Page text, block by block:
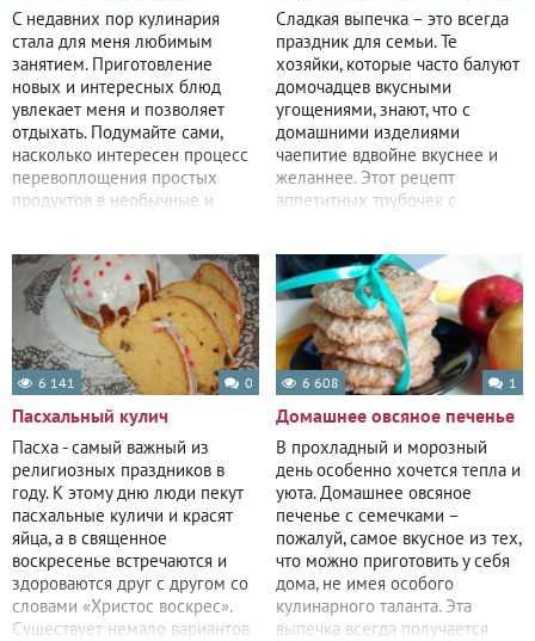
С недавних пор кулинария
стала для меня любимым
занятием. Приготовление
новых и интересных блюд
увлекает меня и позволяет
отдыхать. Подумайте сами,
насколько интересен процесс
перевоплощения простых
продуктов в необычные и
Сладкая выпечка – это всегда
праздник для семьи. Те
хозяйки, которые часто балуют
домочадцев вкусными
угощениями, знают, что с
домашними изделиями
чаепитие вдвойне вкуснее и
желаннее. Этот рецепт
аппетитных трубочек с
6 141 0
Пасхальный кулич
Пасха - самый важный из
религиозных праздников в
году. К этому дню люди пекут
пасхальные куличи и красят
яйца, а в священное
воскресенье встречаются и
здороваются друг с другом со
словами «Христос воскрес».
Существует немало вариантов
6 608 1
Домашнее овсяное печенье
В прохладный и морозный
день особенно хочется тепла и
уюта. Домашнее овсяное
печенье с семечками –
пожалуй, самое вкусное из тех,
что можно приготовить у себя
дома, не имея особого
кулинарного таланта. Эта
выпечка всегда получается